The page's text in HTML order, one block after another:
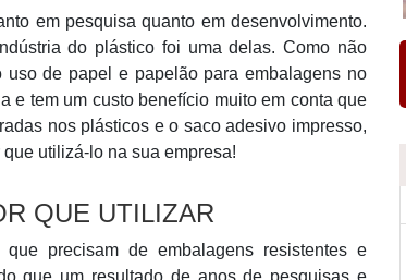
em pesquisa quanto em desenvolvimento.
do plástico foi uma delas. Como não
de papel e papelão para embalagens no
e tem um custo benefício muito em conta que
nos plásticos e o saco adesivo impresso,
utilizá-lo na sua empresa!
QUE UTILIZAR
precisam de embalagens resistentes e
que um resultado de anos de pesquisas e